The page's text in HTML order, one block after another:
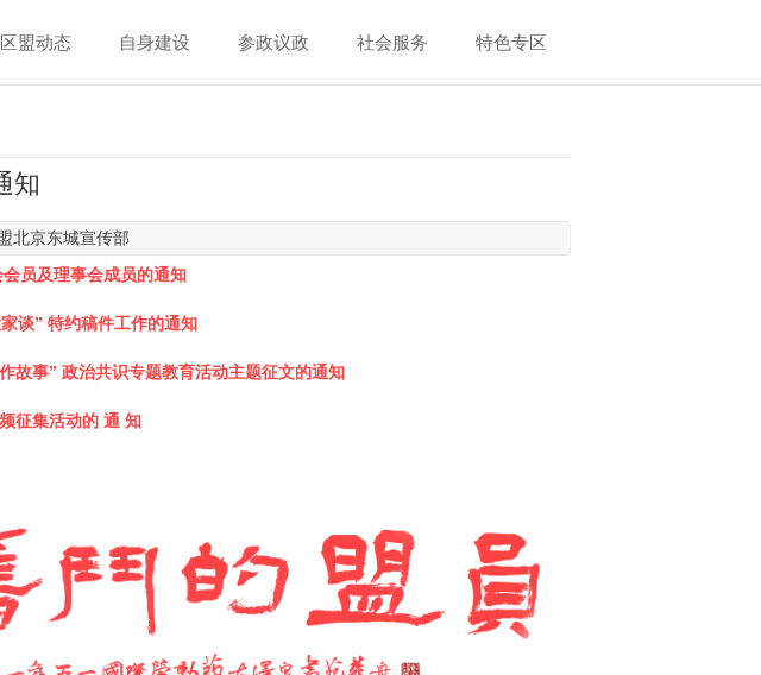
区盟动态 自身建设 参政议政 社会服务 特色专区
知
北京东城宣传部
员及理事会成员的通知
谈” 特约稿件工作的通知
故事” 政治共识专题教育活动主题征文的通知
征集活动的 通 知